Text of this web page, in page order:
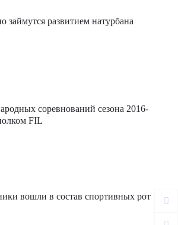
займутся развитием натурбана
соревнований сезона 2016-
FIL
вошли в состав спортивных рот